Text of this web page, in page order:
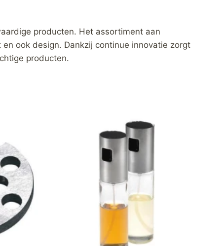
producten. Het assortiment aan
ook design. Dankzij continue innovatie zorgt
producten.